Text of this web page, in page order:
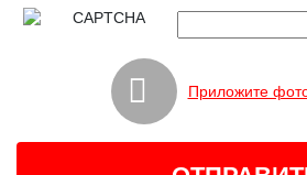
Приложите